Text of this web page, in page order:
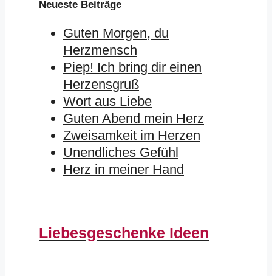
Neueste Beiträge
Guten Morgen, du
Herzmensch
Piep! Ich bring dir einen
Herzensgruß
Wort aus Liebe
Guten Abend mein Herz
Zweisamkeit im Herzen
Unendliches Gefühl
Herz in meiner Hand
Liebesgeschenke Ideen